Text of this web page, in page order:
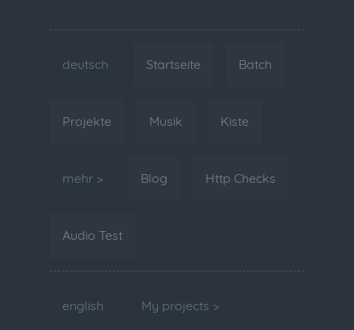
deutsch Startseite Batch
Projekte Musik Kiste
mehr > Blog Http Checks
Audio Test
english My projects >